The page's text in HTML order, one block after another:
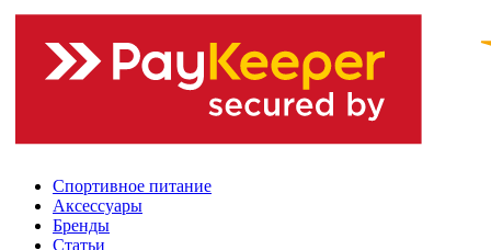
Спортивное питание
Аксессуары
Бренды
Статьи